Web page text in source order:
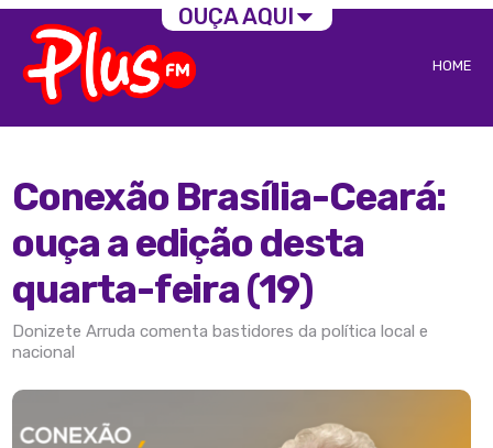
HOME
Conexão Brasília-Ceará:
ouça a edição desta
quarta-feira (19)
Donizete Arruda comenta bastidores da política local e
nacional
OUÇA AQUI